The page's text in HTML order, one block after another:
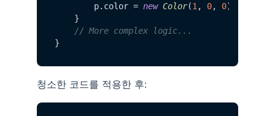
        p.
color = new Color(1 , 0, 0);
    }
// More complex logic...
청소한 코드를 적용한 후: